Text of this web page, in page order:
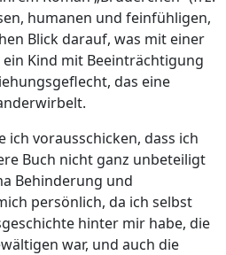
humanen und feinfühligen,
Blick darauf, was mit einer
Kind mit Beeinträchtigung
das eine
ich vorausschicken, dass ich
Buch nicht ganz unbeteiligt
Behinderung und
persönlich, da ich selbst
hinter mir habe, die
war, und auch die